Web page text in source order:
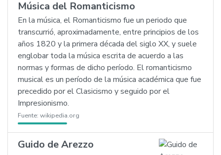
Música del Romanticismo
En la música, el Romanticismo fue un periodo que
transcurrió, aproximadamente, entre principios de los
años 1820 y la primera década del siglo XX, y suele
englobar toda la música escrita de acuerdo a las
normas y formas de dicho período. El romanticismo
musical es un período de la música académica que fue
precedido por el Clasicismo y seguido por el
Impresionismo.
Fuente: wikipedia.org
Guido de Arezzo